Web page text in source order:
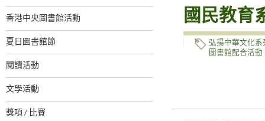
香港中央圖書館活動
夏日圖書館節
閱讀活動
文學活動
獎項 / 比賽
國民教育
弘揚中華文化系
圖書館配合活動